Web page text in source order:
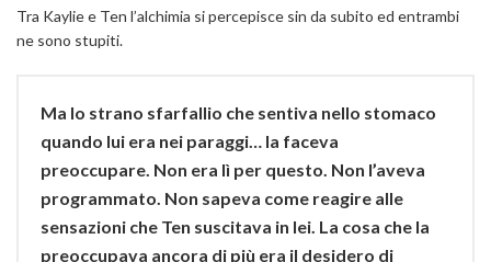
Tra Kaylie e Ten l’alchimia si percepisce sin da subito ed entrambi
ne sono stupiti.
Ma lo strano sfarfallio che sentiva nello stomaco
quando lui era nei paraggi… la faceva
preoccupare. Non era lì per questo. Non l’aveva
programmato. Non sapeva come reagire alle
sensazioni che Ten suscitava in lei. La cosa che la
preoccupava ancora di più era il desidero di